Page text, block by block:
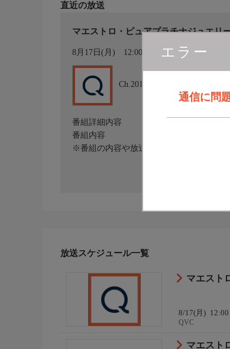
エラー
通信に問
直近の放送
マエストロ・ピュアプラチナジュエリ
8月17日(月) 12:00〜13:00 カレン
Ch.201
番組詳細内容
番組内容
※番組の内容や放送日時は、変更となる場
放送スケジュール一覧
マエスト
8/17(月)
QVC
マエスト